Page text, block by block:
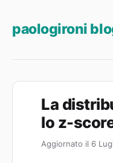
paologironi
La
lo z-
Aggiornato il 6